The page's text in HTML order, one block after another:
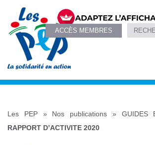
ACCÈS MEMBRES
Les PEP» Nos publications » GUIDES
RAPPORT D’ACTIVITE 2020